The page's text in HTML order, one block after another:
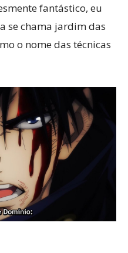
fantástico, eu
se chama jardim das
o nome das técnicas